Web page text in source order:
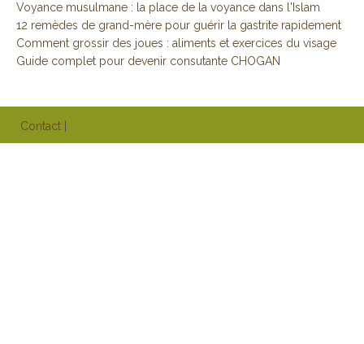
Voyance musulmane : la place de la voyance dans l'Islam
12 remèdes de grand-mère pour guérir la gastrite rapidement
Comment grossir des joues : aliments et exercices du visage
Guide complet pour devenir consutante CHOGAN
Contact